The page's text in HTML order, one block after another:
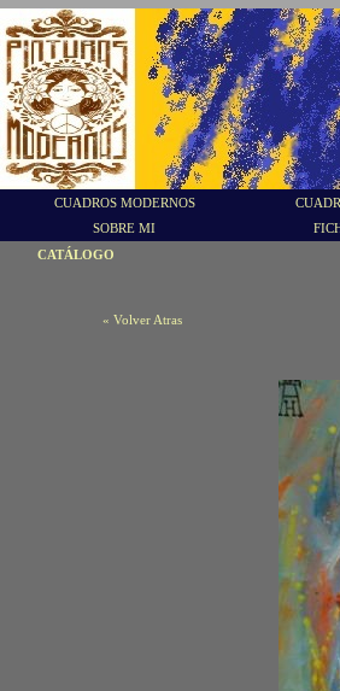
CUADROS MODERNOS
SOBRE MI
CATÁLOGO
« Volver Atras